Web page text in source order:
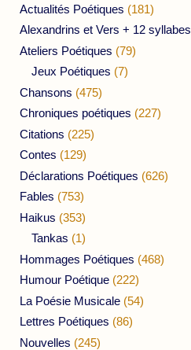
Actualités Poétiques (181)
Alexandrins et Vers + 12 syllabes
Ateliers Poétiques (79)
Jeux Poétiques (7)
Chansons (475)
Chroniques poétiques (227)
Citations (225)
Contes (129)
Déclarations Poétiques (626)
Fables (753)
Haikus (353)
Tankas (1)
Hommages Poétiques (468)
Humour Poétique (222)
La Poésie Musicale (54)
Lettres Poétiques (86)
Nouvelles (245)